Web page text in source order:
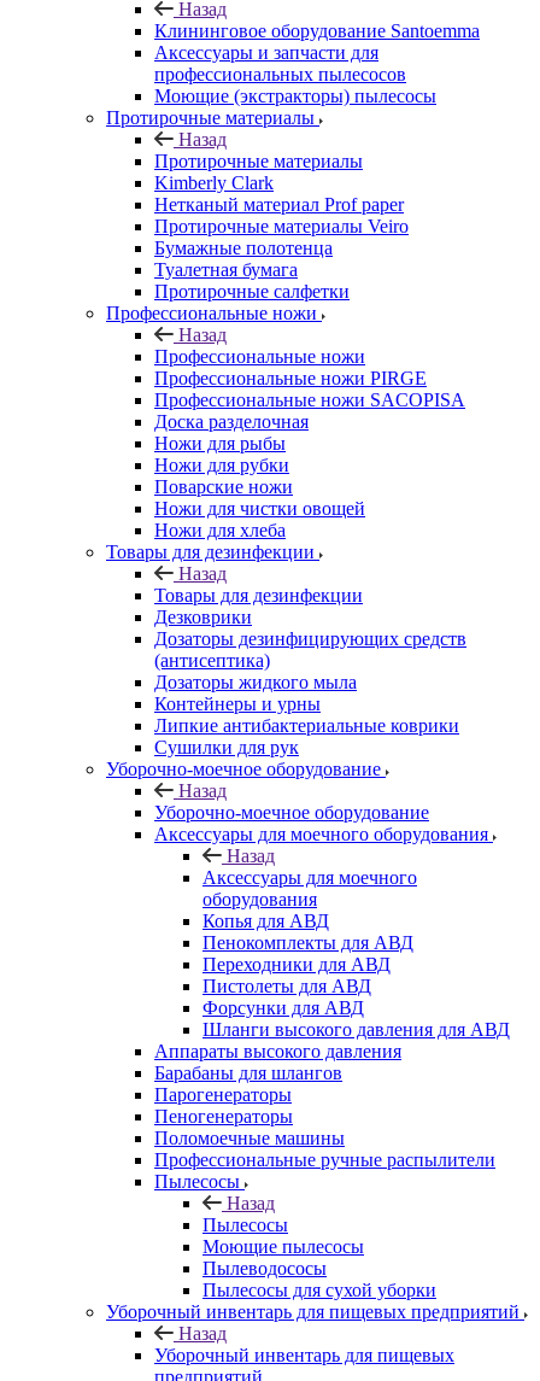
Назад
Клининговое оборудование Santoemma
Аксессуары и запчасти для
профессиональных пылесосов
Моющие (экстракторы) пылесосы
Протирочные материалы
Назад
Протирочные материалы
Kimberly Clark
Нетканый материал Prof paper
Протирочные материалы Veiro
Бумажные полотенца
Туалетная бумага
Протирочные салфетки
Профессиональные ножи
Назад
Профессиональные ножи
Профессиональные ножи PIRGE
Профессиональные ножи SACOPISA
Доска разделочная
Ножи для рыбы
Ножи для рубки
Поварские ножи
Ножи для чистки овощей
Ножи для хлеба
Товары для дезинфекции
Назад
Товары для дезинфекции
Дезковрики
Дозаторы дезинфицирующих средств
(антисептика)
Дозаторы жидкого мыла
Контейнеры и урны
Липкие антибактериальные коврики
Сушилки для рук
Уборочно-моечное оборудование
Назад
Уборочно-моечное оборудование
Аксессуары для моечного оборудования
Назад
Аксессуары для моечного
оборудования
Копья для АВД
Пенокомплекты для АВД
Переходники для АВД
Пистолеты для АВД
Форсунки для АВД
Шланги высокого давления для АВД
Аппараты высокого давления
Барабаны для шлангов
Парогенераторы
Пеногенераторы
Поломоечные машины
Профессиональные ручные распылители
Пылесосы
Назад
Пылесосы
Моющие пылесосы
Пылеводососы
Пылесосы для сухой уборки
Уборочный инвентарь для пищевых предприятий
Назад
Уборочный инвентарь для пищевых
предприятий